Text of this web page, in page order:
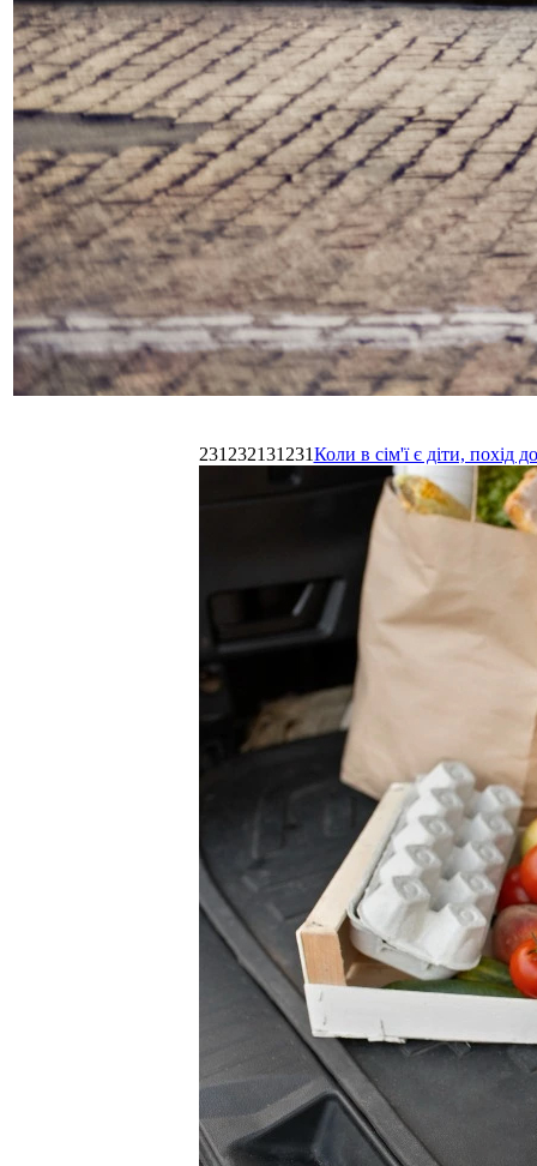
231232131231Коли в сім'ї є діти,